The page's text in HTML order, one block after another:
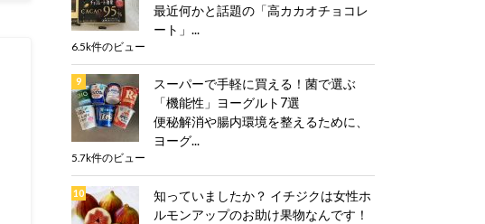
最近何かと話題の「高カカオチョコレ
ート」...
6.5k件のビュー
スーパーで手軽に買える！菌で選ぶ
「機能性」ヨーグルト7選
便秘解消や腸内環境を整えるために、
ヨーグ...
5.7k件のビュー
知っていましたか？ イチジクは女性ホ
ルモンアップのお助け果物なんです！